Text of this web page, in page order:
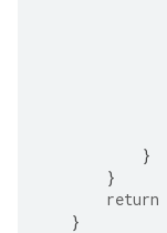
}
}
return
}